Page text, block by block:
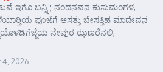
ಇಗೊ ಬನ್ನಿ ; ನಂದನವನ ಕುಸುಮಂಗಳ,
ಪೂಜೆಗೆ ಆಸತ್ತು ಬೇಸತ್ತಿಹ ಮಾದೇವನ
ನೇವುರ ಝಣರೆನಲಿ,
2026